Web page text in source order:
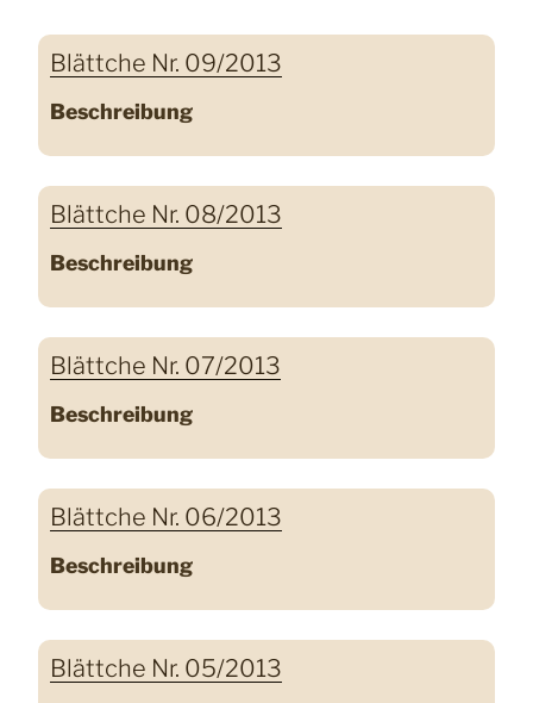
Blättche Nr. 09/2013
Beschreibung
Blättche Nr. 08/2013
Beschreibung
Blättche Nr. 07/2013
Beschreibung
Blättche Nr. 06/2013
Beschreibung
Blättche Nr. 05/2013